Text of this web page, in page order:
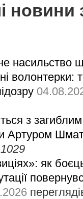
новини
насильство
волонтерки:
з загиблим
Артуром
1029
як